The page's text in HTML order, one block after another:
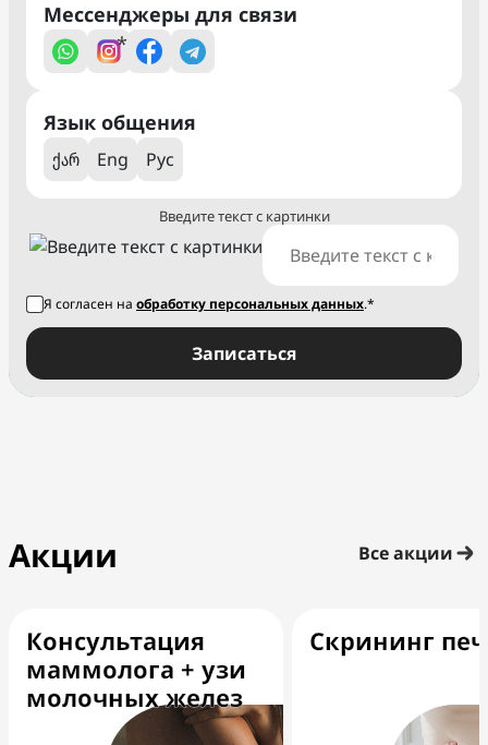
Мессенджеры для связи
*
Язык общения
ქარ Eng Рус
Введите текст с картинки
Я согласен на обработку персональных данных.*
Записаться
Акции Все акции
Консультация
маммолога + узи
молочных желез
Скрининг